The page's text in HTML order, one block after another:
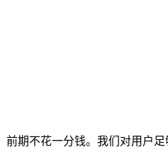
期不花一分钱。我们对用户